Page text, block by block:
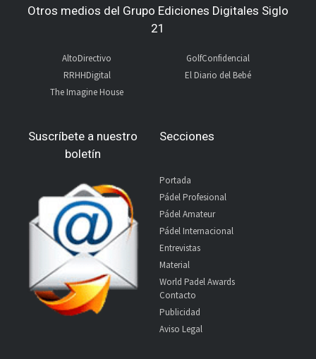
Otros medios del Grupo Ediciones Digitales Siglo
21
AltoDirectivo
RRHHDigital
The Imagine House
GolfConfidencial
El Diario del Bebé
Suscríbete a nuestro
boletín
Secciones
Portada
Pádel Profesional
Pádel Amateur
Pádel Internacional
Entrevistas
Material
World Padel Awards
Contacto
Publicidad
Aviso Legal